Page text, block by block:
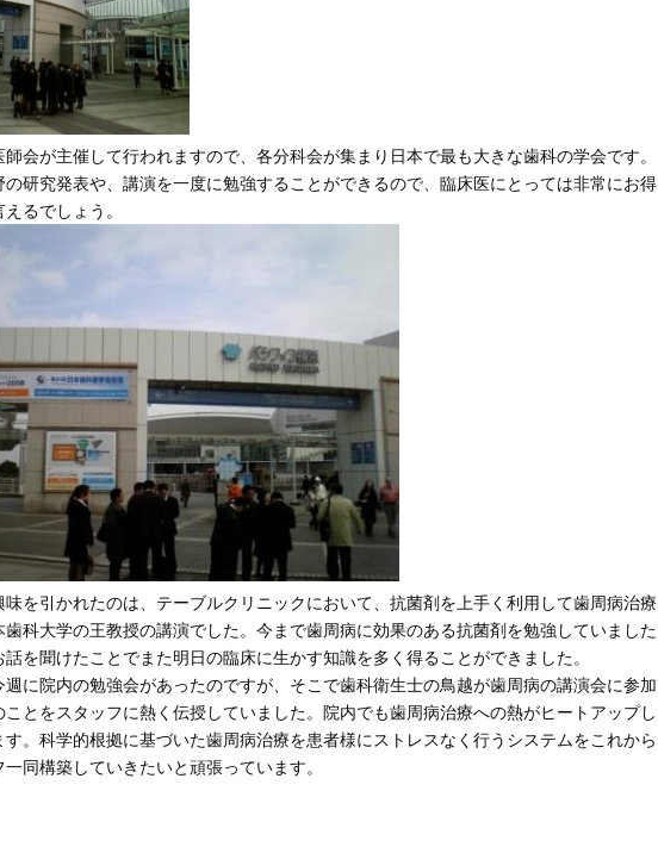
師会が主催して行われますので、各分科会が集まり日本で最も大きな歯科の学会です。
の研究発表や、講演を一度に勉強することができるので、臨床医にとっては非常にお得
るでしょう。
味を引かれたのは、テーブルクリニックにおいて、抗菌剤を上手く利用して歯周病治療
歯科大学の王教授の講演でした。今まで歯周病に効果のある抗菌剤を勉強していました
を聞けたことでまた明日の臨床に生かす知識を多く得ることができました。
週に院内の勉強会があったのですが、そこで歯科衛生士の鳥越が歯周病の講演会に参加
ことをスタッフに熱く伝授していました。院内でも歯周病治療への熱がヒートアップし
す。科学的根拠に基づいた歯周病治療を患者様にストレスなく行うシステムをこれから
一同構築していきたいと頑張っています。